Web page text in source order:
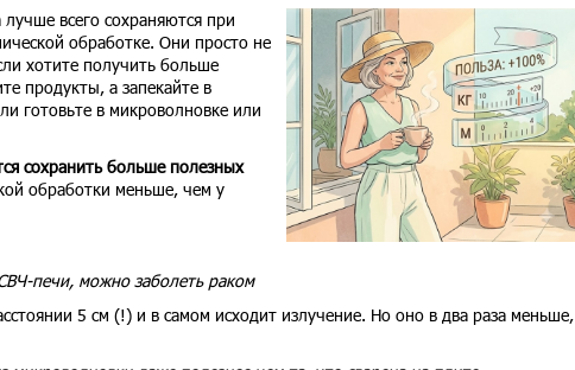
всего сохраняются при
обработке. Они просто не
хотите получить больше
продукты, а запекайте в
готовьте в микроволновке или
сохранить больше полезных
обработки меньше, чем у
печи, можно заболеть раком
5 см (!) и в самом исходит излучение. Но оно в два раза меньше,